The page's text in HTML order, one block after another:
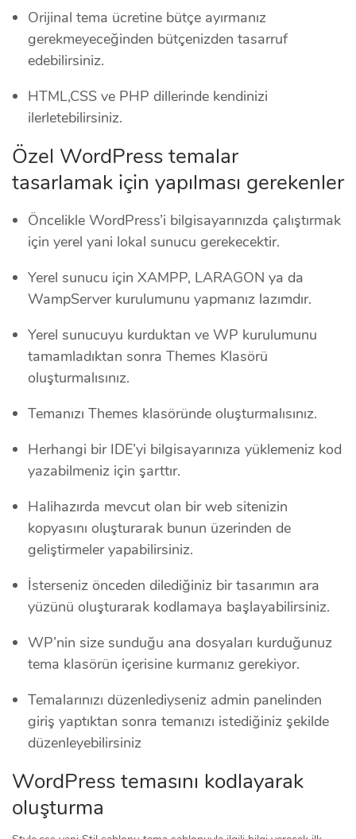
Orijinal tema ücretine bütçe ayırmanız
gerekmeyeceğinden bütçenizden tasarruf
edebilirsiniz.
HTML,CSS ve PHP dillerinde kendinizi
ilerletebilirsiniz.
Özel WordPress temalar
tasarlamak için yapılması gerekenler
Öncelikle WordPress’i bilgisayarınızda çalıştırmak
için yerel yani lokal sunucu gerekecektir.
Yerel sunucu için XAMPP, LARAGON ya da
WampServer kurulumunu yapmanız lazımdır.
Yerel sunucuyu kurduktan ve WP kurulumunu
tamamladıktan sonra Themes Klasörü
oluşturmalısınız.
Temanızı Themes klasöründe oluşturmalısınız.
Herhangi bir IDE’yi bilgisayarınıza yüklemeniz kod
yazabilmeniz için şarttır.
Halihazırda mevcut olan bir web sitenizin
kopyasını oluşturarak bunun üzerinden de
geliştirmeler yapabilirsiniz.
İsterseniz önceden dilediğiniz bir tasarımın ara
yüzünü oluşturarak kodlamaya başlayabilirsiniz.
WP’nin size sunduğu ana dosyaları kurduğunuz
tema klasörün içerisine kurmanız gerekiyor.
Temalarınızı düzenlediyseniz admin panelinden
giriş yaptıktan sonra temanızı istediğiniz şekilde
düzenleyebilirsiniz
WordPress temasını kodlayarak
oluşturma